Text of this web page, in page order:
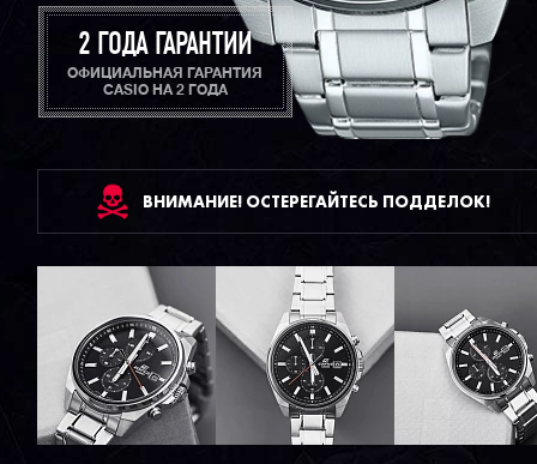
2 ГОДА ГАРАНТИИ
ОФИЦИАЛЬНАЯ ГАРАНТИЯ
CASIO НА 2 ГОДА
ВНИМАНИЕ! ОСТЕРЕГАЙТЕСЬ ПОДДЕЛОК!